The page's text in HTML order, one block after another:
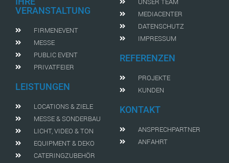
VERANSTALTUNG
FIRMENEVENT
MESSE
PUBLIC EVENT
PRIVATFEIER
LEISTUNGEN
LOCATIONS & ZIELE
MESSE & SONDERBAU
LICHT, VIDEO & TON
EQUIPMENT & DEKO
CATERINGZUBEHÖR
MEDIACENTER
DATENSCHUTZ
IMPRESSUM
REFERENZEN
PROJEKTE
KUNDEN
KONTAKT
ANSPRECHPARTNER
ANFAHRT